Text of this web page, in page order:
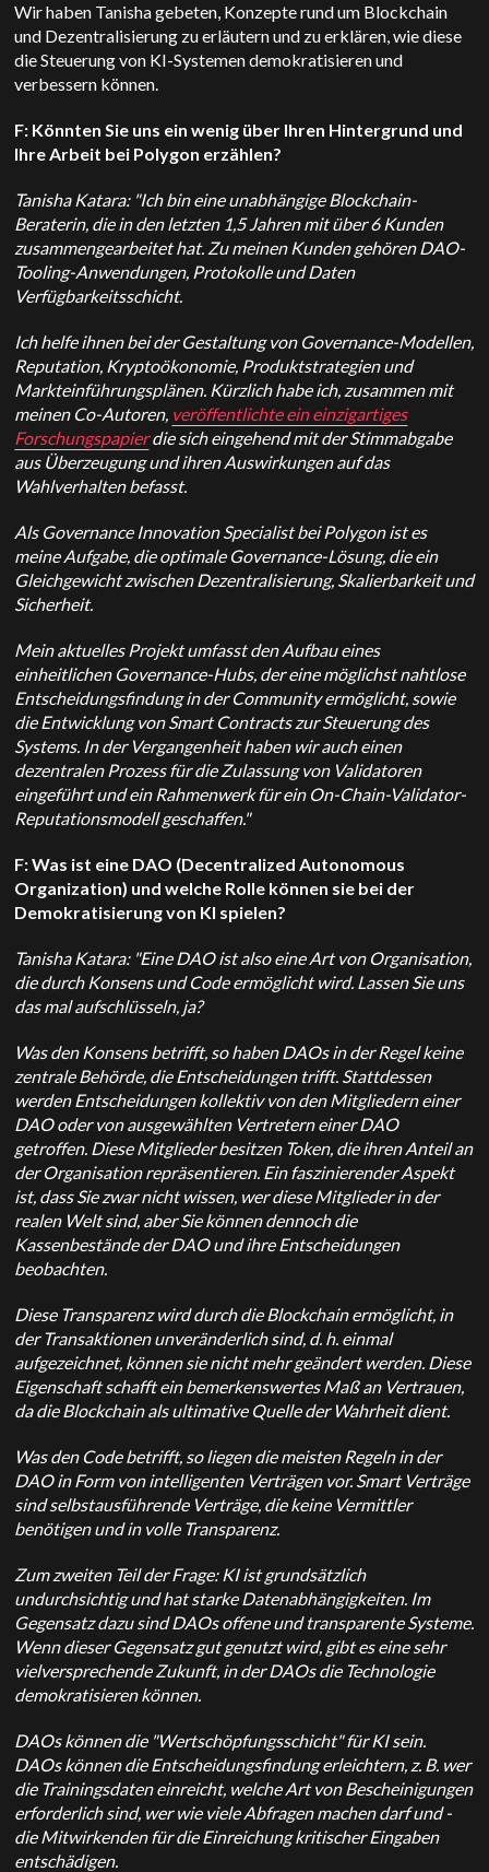
Wir haben Tanisha gebeten, Konzepte rund um Blockchain
und Dezentralisierung zu erläutern und zu erklären, wie diese
die Steuerung von KI-Systemen demokratisieren und
verbessern können.
F: Könnten Sie uns ein wenig über Ihren Hintergrund und
Ihre Arbeit bei Polygon erzählen?
Tanisha Katara: "Ich bin eine unabhängige Blockchain-
Beraterin, die in den letzten 1,5 Jahren mit über 6 Kunden
zusammengearbeitet hat. Zu meinen Kunden gehören DAO-
Tooling-Anwendungen, Protokolle und Daten
Verfügbarkeitsschicht.
Ich helfe ihnen bei der Gestaltung von Governance-Modellen,
Reputation, Kryptoökonomie, Produktstrategien und
Markteinführungsplänen. Kürzlich habe ich, zusammen mit
meinen Co-Autoren, veröffentlichte ein einzigartiges
Forschungspapierdie sich eingehend mit der Stimmabgabe
aus Überzeugung und ihren Auswirkungen auf das
Wahlverhalten befasst.
Als Governance Innovation Specialist bei Polygon ist es
meine Aufgabe, dieoptimale Governance-Lösung, die ein
Gleichgewicht zwischen Dezentralisierung, Skalierbarkeit und
Sicherheit.
Mein aktuelles Projekt umfasst den Aufbau eines
einheitlichen Governance-Hubs, der eine möglichst nahtlose
Entscheidungsfindung in der Community ermöglicht, sowie
die Entwicklung von Smart Contracts zur Steuerung des
Systems. In der Vergangenheit haben wir auch einen
dezentralen Prozess für die Zulassung von Validatoren
eingeführt und ein Rahmenwerk für ein On-Chain-Validator-
Reputationsmodell geschaffen."
F: Was ist eine DAO (Decentralized Autonomous
Organization) und welche Rolle können sie bei der
Demokratisierung von KI spielen?
Tanisha Katara: "Eine DAO ist also eine Art von Organisation,
die durch Konsens und Code ermöglicht wird. Lassen Sie uns
das mal aufschlüsseln, ja?
Was den Konsens betrifft, so haben DAOs in der Regel keine
zentrale Behörde, die Entscheidungen trifft. Stattdessen
werden Entscheidungen kollektiv von den Mitgliedern einer
DAO oder von ausgewählten Vertretern einer DAO
getroffen. Diese Mitglieder besitzen Token, die ihren Anteil an
der Organisation repräsentieren. Ein faszinierender Aspekt
ist, dass Sie zwar nicht wissen, wer diese Mitglieder in der
realen Welt sind, aber Sie können dennoch die
Kassenbestände der DAO und ihre Entscheidungen
beobachten.
Diese Transparenz wird durch die Blockchain ermöglicht, in
der Transaktionen unveränderlich sind, d. h. einmal
aufgezeichnet, können sie nicht mehr geändert werden. Diese
Eigenschaft schafft ein bemerkenswertes Maß an Vertrauen,
da die Blockchain als ultimative Quelle der Wahrheit dient.
Was den Code betrifft, so liegen die meisten Regeln in der
DAO in Form von intelligenten Verträgen vor. Smart Verträge
sind selbstausführende Verträge, die keine Vermittler
benötigen und in volle Transparenz.
Zum zweiten Teil der Frage: KI ist grundsätzlich
undurchsichtig und hat starke Datenabhängigkeiten. Im
Gegensatz dazu sind DAOs offene und transparente Systeme.
Wenn dieser Gegensatz gut genutzt wird, gibt es eine sehr
vielversprechende Zukunft, in der DAOs die Technologie
demokratisieren können.
DAOs können die "Wertschöpfungsschicht" für KI sein.
DAOs können die Entscheidungsfindung erleichtern, z. B. wer
die Trainingsdaten einreicht, welche Art von Bescheinigungen
erforderlich sind, wer wie viele Abfragen machen darf und -
die Mitwirkenden für die Einreichung kritischer Eingaben
entschädigen.